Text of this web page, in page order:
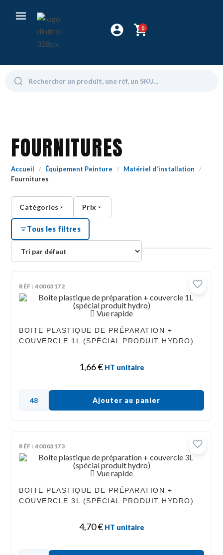
0
FOURNITURES
Accueil / Équipement Peinture / Matériel d'installation /
Fournitures
Catégories Prix
Tous les filtres
RÉF : 40003172
Vue rapide
BOITE PLASTIQUE DE PRÉPARATION +
COUVERCLE 1L (SPÉCIAL PRODUIT HYDRO)
1,66€ HT unitaire
Ajouter au panier
RÉF : 40003173
Vue rapide
BOITE PLASTIQUE DE PRÉPARATION +
COUVERCLE 3L (SPÉCIAL PRODUIT HYDRO)
4,70€ HT unitaire